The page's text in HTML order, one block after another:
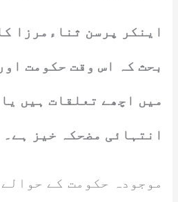
اینکر پرسن ثناءمرزا
بحث کہ اس وقت حکومت
میں اچھے تعلقات ہیں
انتہائی مضحکہ خیز ہے۔
موجودہ حکومت کے